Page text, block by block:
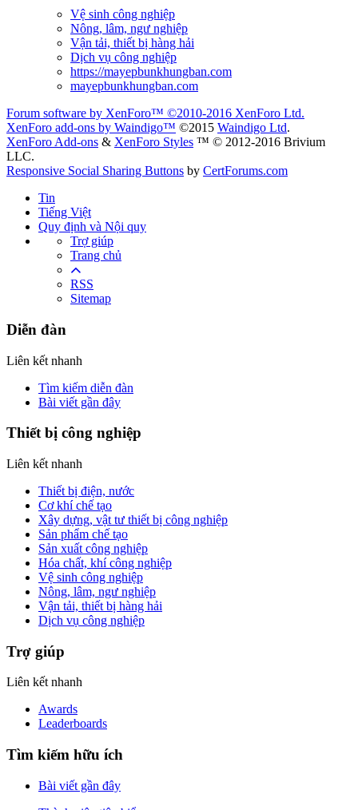
Vệ sinh công nghiệp
Nông, lâm, ngư nghiệp
Vận tải, thiết bị hàng hải
Dịch vụ công nghiệp
https://mayepbunkhungban.com
mayepbunkhungban.com
Forum software by XenForo™ ©2010-2016 XenForo Ltd.
XenForo add-ons by Waindigo™ ©2015 Waindigo Ltd.
XenForo Add-ons & XenForo Styles ™ © 2012-2016 Brivium
LLC.
Responsive Social Sharing Buttons by CertForums.com
Tin
Tiếng Việt
Quy định và Nội quy
Trợ giúp
Trang chủ
RSS
Sitemap
Diễn đàn
Liên kết nhanh
Tìm kiếm diễn đàn
Bài viết gần đây
Thiết bị công nghiệp
Liên kết nhanh
Thiết bị điện, nước
Cơ khí chế tạo
Xây dựng, vật tư thiết bị công nghiệp
Sản phẩm chế tạo
Sản xuất công nghiệp
Hóa chất, khí công nghiệp
Vệ sinh công nghiệp
Nông, lâm, ngư nghiệp
Vận tải, thiết bị hàng hải
Dịch vụ công nghiệp
Trợ giúp
Liên kết nhanh
Awards
Leaderboards
Tìm kiếm hữu ích
Bài viết gần đây